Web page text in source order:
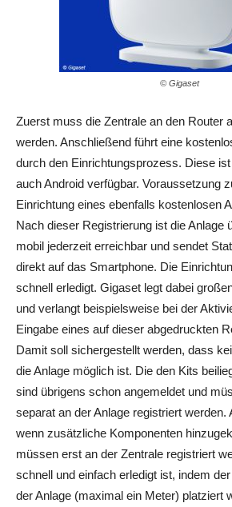
© Gigaset
Zuerst muss die Zentrale an den Router
werden. Anschließend führt eine
durch den Einrichtungsprozess. Diese
auch Android verfügbar. Voraussetzung
Einrichtung eines ebenfalls kostenlosen
Nach dieser Registrierung ist die Anlage
mobil jederzeit erreichbar und sendet
direkt auf das Smartphone. Die
schnell erledigt. Gigaset legt dabei
und verlangt beispielsweise bei der
Eingabe eines auf dieser abgedruckten
Damit soll sichergestellt werden, dass
die Anlage möglich ist. Die den Kits
sind übrigens schon angemeldet und
separat an der Anlage registriert werden.
wenn zusätzliche Komponenten
müssen erst an der Zentrale registriert
schnell und einfach erledigt ist, indem
der Anlage (maximal ein Meter) platziert